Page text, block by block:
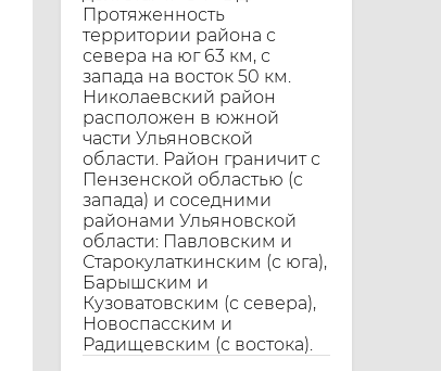
Протяженность
территории района с
севера на юг 63 км, с
запада на восток 50 км.
Николаевский район
расположен в южной
части Ульяновской
области. Район граничит с
Пензенской областью (с
запада) и соседними
районами Ульяновской
области: Павловским и
Старокулаткинским (с юга),
Барышским и
Кузоватовским (с севера),
Новоспасским и
Радищевским (с востока).